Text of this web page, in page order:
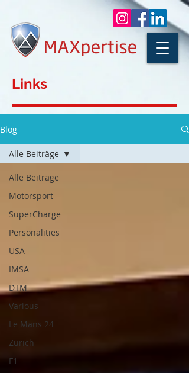
Links
Blog
Alle Beiträge
Motorsport
SuperCharge
Personalities
USA
IMSA
DTM
Various
Le Mans 24
Zürich
F1
Alle Beiträge